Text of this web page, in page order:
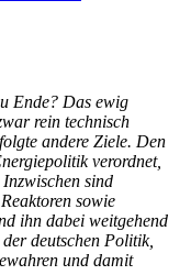
Ende? Das ewig
rein technisch
andere Ziele. Den
verordnet,
sind
sowie
ihn dabei weitgehend
deutschen Politik,
und damit